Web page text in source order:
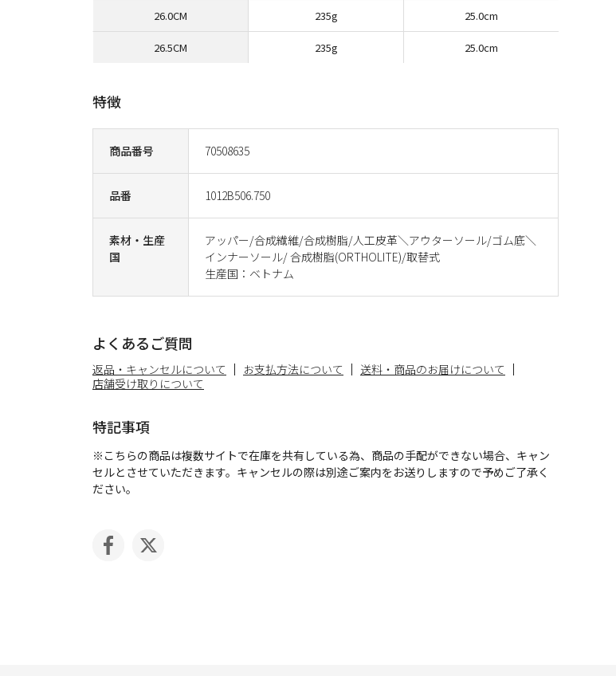
商品番号 70508635
品番 1012B506.750
素材・生産
国
アッパー/合成繊維/合成樹脂/人工皮革＼アウターソール/ゴム底＼
インナーソール/ 合成樹脂(ORTHOLITE)/取替式
生産国：ベトナム
特徴
よくあるご質問
返品・キャンセルについて お支払方法について
送料・商品のお届けについて
店舗受け取りについて
特記事項
※こちらの商品は複数サイトで在庫を共有している為、商品の手配ができない場合、キャン
セルとさせていただきます。キャンセルの際は別途ご案内をお送りしますので予めご了承く
ださい。
26.0CM 235g 25.0cm
26.5CM 235g 25.0cm